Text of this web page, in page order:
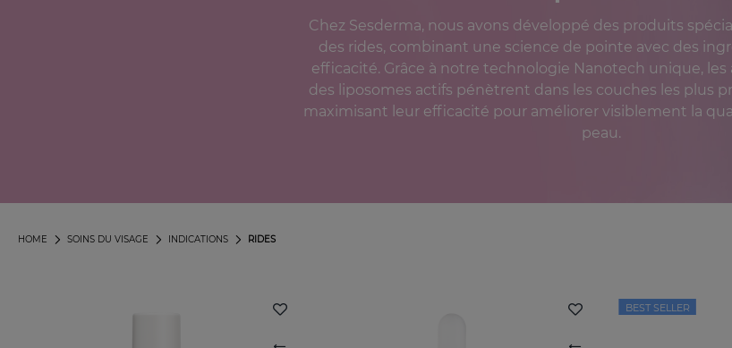
Chez Sesderma, nous avons développé des produits
des rides, combinant une science de pointe avec des
efficacité. Grâce à notre technologie Nanotech unique, les
des liposomes actifs pénètrent dans les couches les plus
maximisant leur efficacité pour améliorer visiblement la
peau.
RIDES
INDICATIONS
SOINS DU VISAGE
HOME
BEST SELLER